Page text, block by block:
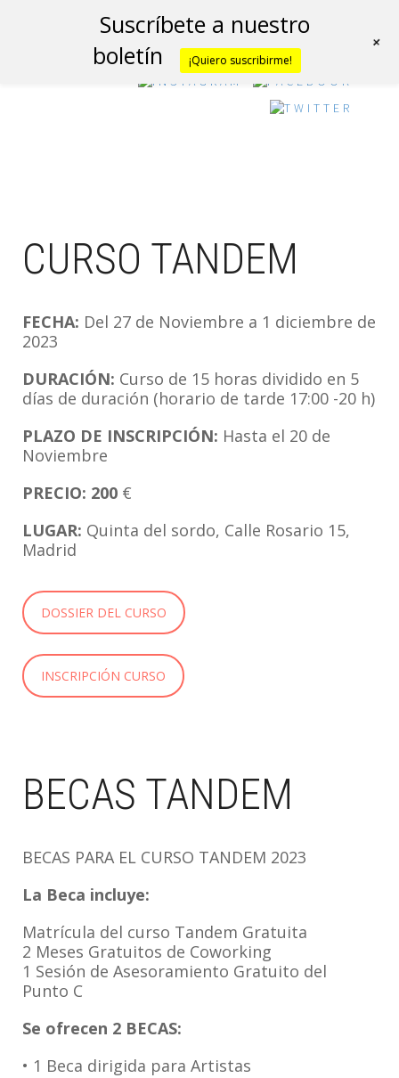
CURSO TANDEM
CURSO TANDEM
FECHA: Del 27 de Noviembre a 1 diciembre de
2023
DURACIÓN: Curso de 15 horas dividido en 5
días de duración (horario de tarde 17:00 -20 h)
PLAZO DE INSCRIPCIÓN: Hasta el 20 de
Noviembre
PRECIO: 200 €
LUGAR: Quinta del sordo, Calle Rosario 15,
Madrid
DOSSIER DEL CURSO
INSCRIPCIÓN CURSO
BECAS TANDEM
BECAS PARA EL CURSO TANDEM 2023
La Beca incluye:
Matrícula del curso Tandem Gratuita
2 Meses Gratuitos de Coworking
1 Sesión de Asesoramiento Gratuito del
Punto C
Se ofrecen 2 BECAS:
• 1 Beca dirigida para Artistas
Suscríbete a nuestro
boletín
¡Quiero suscribirme!
+